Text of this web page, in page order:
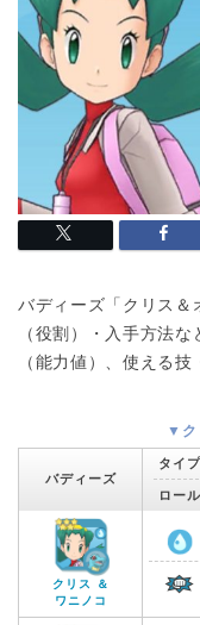
バディーズ「クリス＆
（役割）・入手方法
（能力値）、使える
▼ク
バディーズ
タイプ
ロール
クリス ＆
ワニノコ